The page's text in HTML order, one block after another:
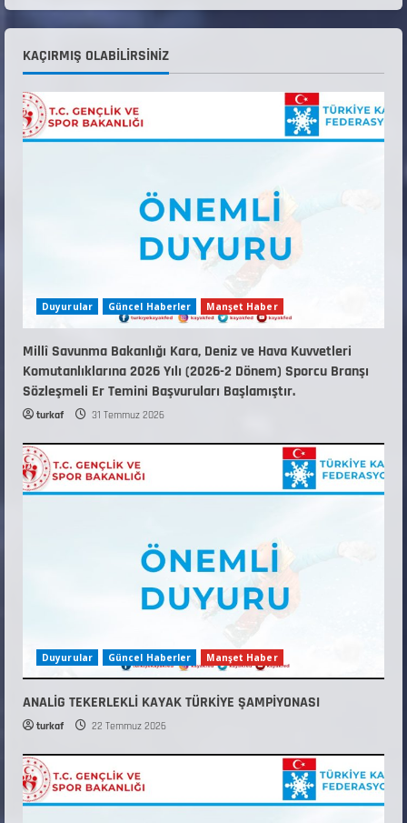
Belirlendi
KAYAKLI KOŞU VE BİATHLON 3.KADEME
KAÇIRMIŞ OLABILIRSINIZ
Duyurular Güncel Haberler Manşet Haber
Millî Savunma Bakanlığı Kara, Deniz ve Hava Kuvvetleri
Komutanlıklarına 2026 Yılı (2026-2 Dönem) Sporcu Branşı
Sözleşmeli Er Temini Başvuruları Başlamıştır.
turkaf 31 Temmuz 2026
Duyurular Güncel Haberler Manşet Haber
ANALİG TEKERLEKLİ KAYAK TÜRKİYE ŞAMPİYONASI
turkaf 22 Temmuz 2026